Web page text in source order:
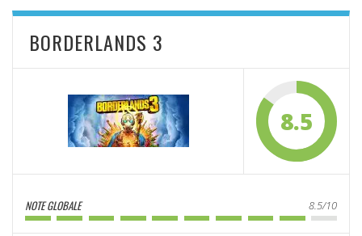
BORDERLANDS 3
8.5
NOTE GLOBALE 8.5/10